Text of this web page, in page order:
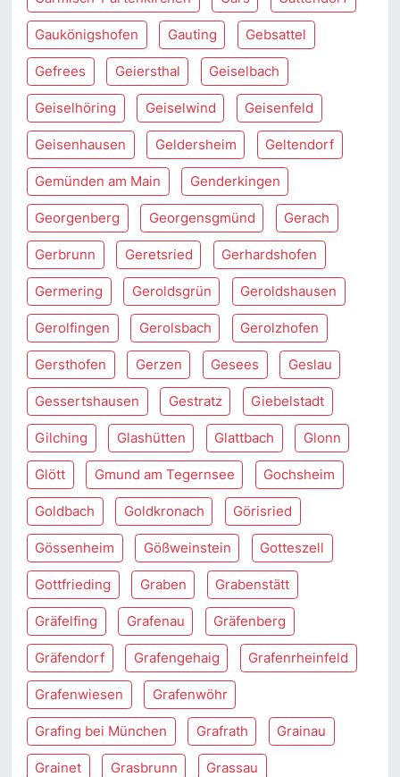
Gaukönigshofen Gauting Gebsattel
Gefrees Geiersthal Geiselbach
Geiselhöring Geiselwind Geisenfeld
Geisenhausen Geldersheim Geltendorf
Gemünden am Main Genderkingen
Georgenberg Georgensgmünd Gerach
Gerbrunn Geretsried Gerhardshofen
Germering Geroldsgrün Geroldshausen
Gerolfingen Gerolsbach Gerolzhofen
Gersthofen Gerzen Gesees Geslau
Gessertshausen Gestratz Giebelstadt
Gilching Glashütten Glattbach Glonn
Glött Gmund am Tegernsee Gochsheim
Goldbach Goldkronach Görisried
Gössenheim Gößweinstein Gotteszell
Gottfrieding Graben Grabenstätt
Gräfelfing Grafenau Gräfenberg
Gräfendorf Grafengehaig Grafenrheinfeld
Grafenwiesen Grafenwöhr
Grafing bei München Grafrath Grainau
Grainet Grasbrunn Grassau